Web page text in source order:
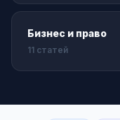
Бизнес и право
11 статей